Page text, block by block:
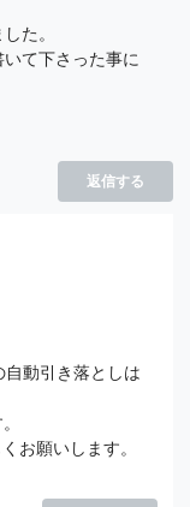
た。
て下さった事に
返信する
動引き落としは
お願いします。